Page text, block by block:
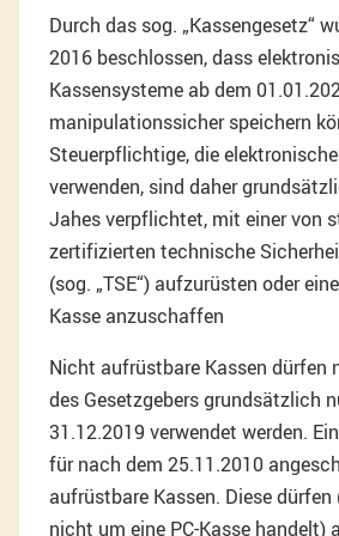
Durch das sog. „Kassengesetz“
2016 beschlossen, dass
Kassensysteme ab dem
manipulationssicher speichern
Steuerpflichtige, die
verwenden, sind daher
Jahes verpflichtet, mit einer von
zertifizierten technische
(sog. „TSE“) aufzurüsten oder
Kasse anzuschaffen
Nicht aufrüstbare Kassen dürfen
des Gesetzgebers grundsätzlich
31.12.2019 verwendet werden.
für nach dem 25.11.2010
aufrüstbare Kassen. Diese dürfen
nicht um eine PC-Kasse handelt)